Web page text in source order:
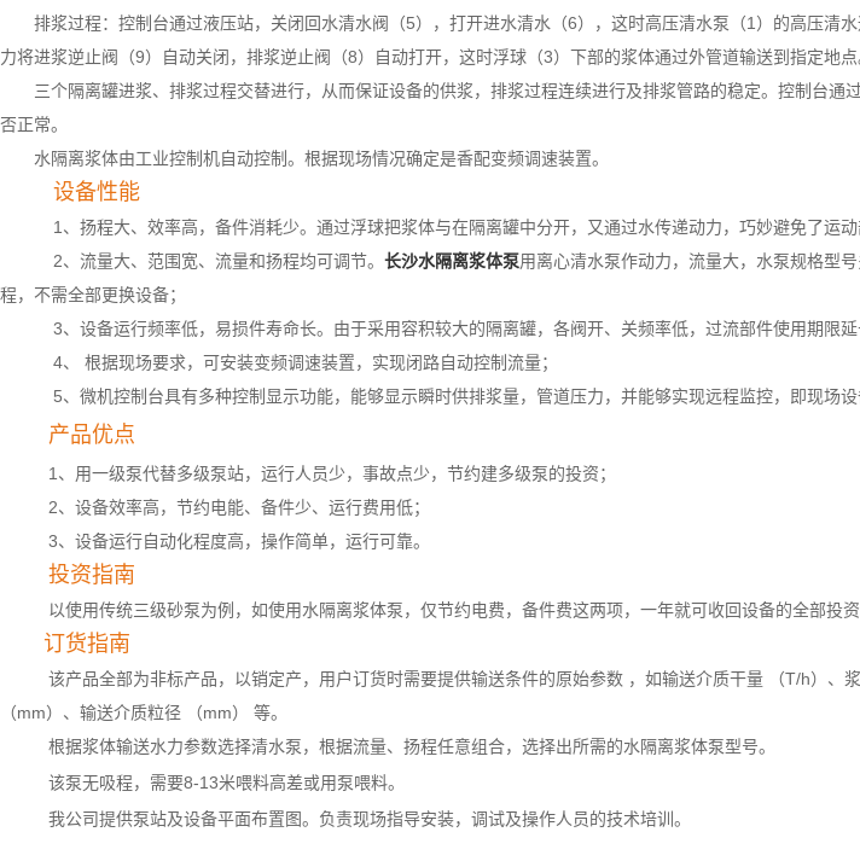
排浆过程：控制台通过液压站，关闭回水清水阀（5），打开进水清水（6），这时高压清水泵（1）的高压清水
力将进浆逆止阀（9）自动关闭，排浆逆止阀（8）自动打开，这时浮球（3）下部的浆体通过外管道输送到指定地点
三个隔离罐进浆、排浆过程交替进行，从而保证设备的供浆，排浆过程连续进行及排浆管路的稳定。控制台通
否正常。
水隔离浆体由工业控制机自动控制。根据现场情况确定是香配变频调速装置。
设备性能
1、扬程大、效率高，备件消耗少。通过浮球把浆体与在隔离罐中分开，又通过水传递动力，巧妙避免了运
2、流量大、范围宽、流量和扬程均可调节。 长沙水隔离浆体泵用离心清水泵作动力，流量大，水泵规格型
程，不需全部更换设备；
3、设备运行频率低，易损件寿命长。由于采用容积较大的隔离罐，各阀开、关频率低，过流部件使用期限延
4、 根据现场要求，可安装变频调速装置，实现闭路自动控制流量；
5、微机控制台具有多种控制显示功能，能够显示瞬时供排浆量，管道压力，并能够实现远程监控，即现场设
产品优点
1、用一级泵代替多级泵站，运行人员少，事故点少，节约建多级泵的投资；
2、设备效率高，节约电能、备件少、运行费用低；
3、设备运行自动化程度高，操作简单，运行可靠。
投资指南
以使用传统三级砂泵为例，如使用水隔离浆体泵，仅节约电费，备件费这两项，一年就可收回设备的全部投资
订货指南
该产品全部为非标产品，以销定产，用户订货时需要提供输送条件的原始参数 ，如输送介质干量 （T/h）、
（mm）、输送介质粒径 （mm） 等。
根据浆体输送水力参数选择清水泵，根据流量、扬程任意组合，选择出所需的水隔离浆体泵型号。
该泵无吸程，需要8-13米喂料高差或用泵喂料。
我公司提供泵站及设备平面布置图。负责现场指导安装，调试及操作人员的技术培训。